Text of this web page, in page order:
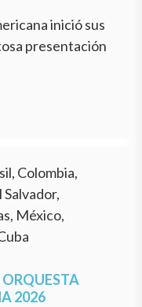
inició sus
presentación
Colombia,
Salvador,
México,
2026